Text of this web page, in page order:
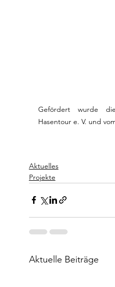
Gefördert wurde
Hasentour e. V. und
Aktuelles
Projekte
Aktuelle Beiträge